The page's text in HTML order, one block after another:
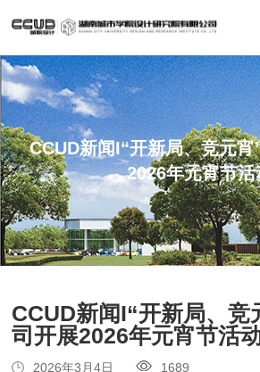
CCUD新闻I“开新局、竞元
2026年元宵节活
CCUD新闻I“开新局、
司开展2026年元宵节活
2026年3月4日 1689